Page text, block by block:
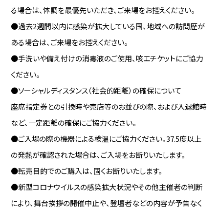
る場合は、体調を最優先いただき、ご来場をお控えください。
●過去2週間以内に感染が拡大している国、地域への訪問歴が
ある場合は、ご来場をお控えください。
●手洗いや備え付けの消毒液のご使用、咳エチケットにご協力
ください。
●ソーシャルディスタンス（社会的距離）の確保について
座席指定券との引換時や売店等のお並びの際、および入退館時
など、一定距離の確保にご協力ください。
●ご入場の際の機器による検温にご協力ください。37.5度以上
の発熱が確認された場合は、ご入場をお断りいたします。
●転売目的でのご購入は、固くお断りいたします。
●新型コロナウイルスの感染拡大状況やその他主催者の判断
により、舞台挨拶の開催中止や、登壇者などの内容が予告なく